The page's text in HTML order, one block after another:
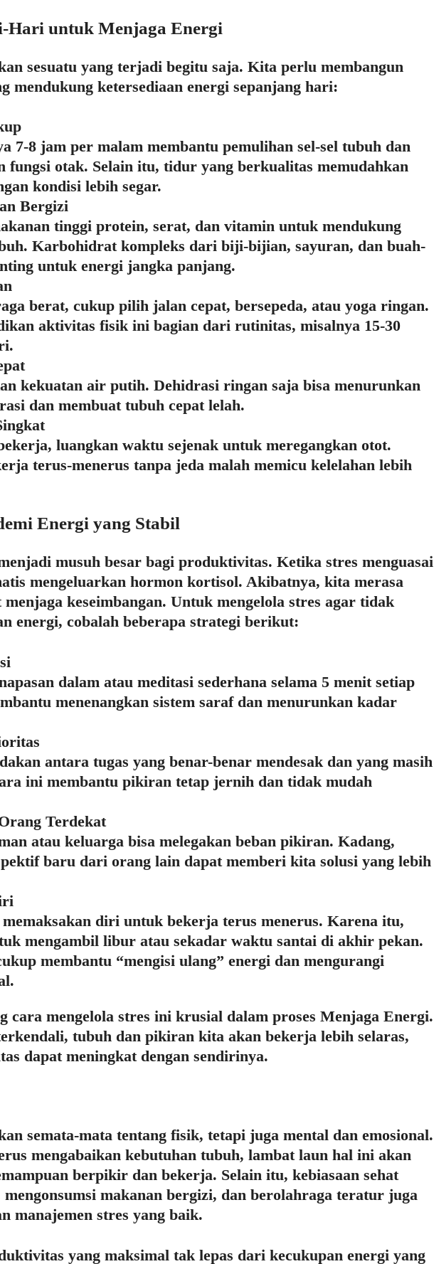
Hari untuk Menjaga Energi
sesuatu yang terjadi begitu saja. Kita perlu membangun
mendukung ketersediaan energi sepanjang hari:
7-8 jam per malam membantu pemulihan sel-sel tubuh dan
fungsi otak. Selain itu, tidur yang berkualitas memudahkan
kondisi lebih segar.
Bergizi
tinggi protein, serat, dan vitamin untuk mendukung
Karbohidrat kompleks dari biji-bijian, sayuran, dan buah-
untuk energi jangka panjang.
berat, cukup pilih jalan cepat, bersepeda, atau yoga ringan.
aktivitas fisik ini bagian dari rutinitas, misalnya 15-30
kekuatan air putih. Dehidrasi ringan saja bisa menurunkan
dan membuat tubuh cepat lelah.
luangkan waktu sejenak untuk meregangkan otot.
terus-menerus tanpa jeda malah memicu kelelahan lebih
Energi yang Stabil
musuh besar bagi produktivitas. Ketika stres menguasai
mengeluarkan hormon kortisol. Akibatnya, kita merasa
keseimbangan. Untuk mengelola stres agar tidak
energi, cobalah beberapa strategi berikut:
dalam atau meditasi sederhana selama 5 menit setiap
menenangkan sistem saraf dan menurunkan kadar
antara tugas yang benar-benar mendesak dan yang masih
ini membantu pikiran tetap jernih dan tidak mudah
Terdekat
atau keluarga bisa melegakan beban pikiran. Kadang,
baru dari orang lain dapat memberi kita solusi yang lebih
diri untuk bekerja terus menerus. Karena itu,
mengambil libur atau sekadar waktu santai di akhir pekan.
membantu “mengisi ulang” energi dan mengurangi
cara mengelola stres ini krusial dalam proses Menjaga Energi.
tubuh dan pikiran kita akan bekerja lebih selaras,
dapat meningkat dengan sendirinya.
semata-mata tentang fisik, tetapi juga mental dan emosional.
mengabaikan kebutuhan tubuh, lambat laun hal ini akan
berpikir dan bekerja. Selain itu, kebiasaan sehat
makanan bergizi, dan berolahraga teratur juga
manajemen stres yang baik.
yang maksimal tak lepas dari kecukupan energi yang